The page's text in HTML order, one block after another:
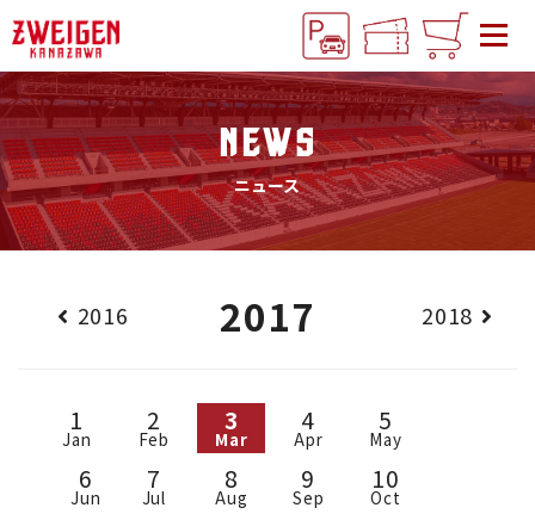
NEWS
ニュース
2016 2017 2018
1
Jan
2
Feb
3
Mar
4
Apr
5
May
6
Jun
7
Jul
8
Aug
9
Sep
10
Oct